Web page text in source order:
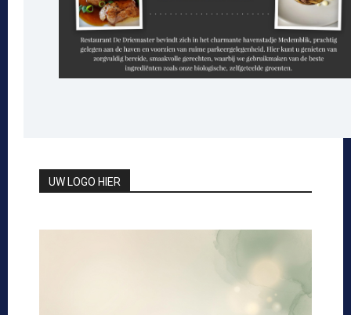
UW LOGO HIER